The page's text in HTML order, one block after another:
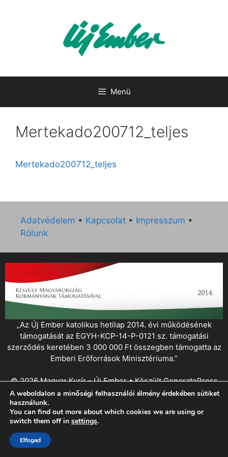
Menü
Mertekado200712_teljes
Mertekado200712_teljes
Adatvédelem • Kapcsolat • Impresszum •
Rólunk
„Az Új Ember katolikus hetilap 2014. évi működésének
támogatását az EGYH-KCP-14-P-0121 sz. támogatási
szerződés keretében 3 000 000 Ft összegben támogatta az
Emberi Erőforrások Minisztériuma.”
© 2026 Magyar Kurír - Új Ember• KészültGeneratePress
A weboldalon a minőségi felhasználói élmény érdekében sütiket
használunk.
You can find out more about which cookies we are using or
switch them off in settings.
Elfogad